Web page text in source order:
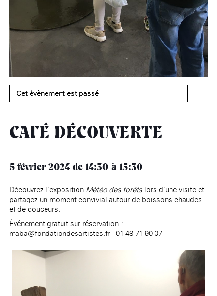
Cet évènement est passé
CAFÉ DÉCOUVERTE
5 février 2024de 14:30 15:30
Découvrez l’exposition Météo des forêts lors d’une visite et
partagez un moment convivial autour de boissons chaudes
et de douceurs.
Événement gratuit sur réservation :
maba@fondationdesartistes.fr– 01 48 71 90 07
âge, à la
Maison nationale
(EHPAD) Accueil
Fondation
Rotonde Balzac de l’Hôtel
Salomon de Rothschild
Jardin public de l’Hôtel
Salomon de Rothschild